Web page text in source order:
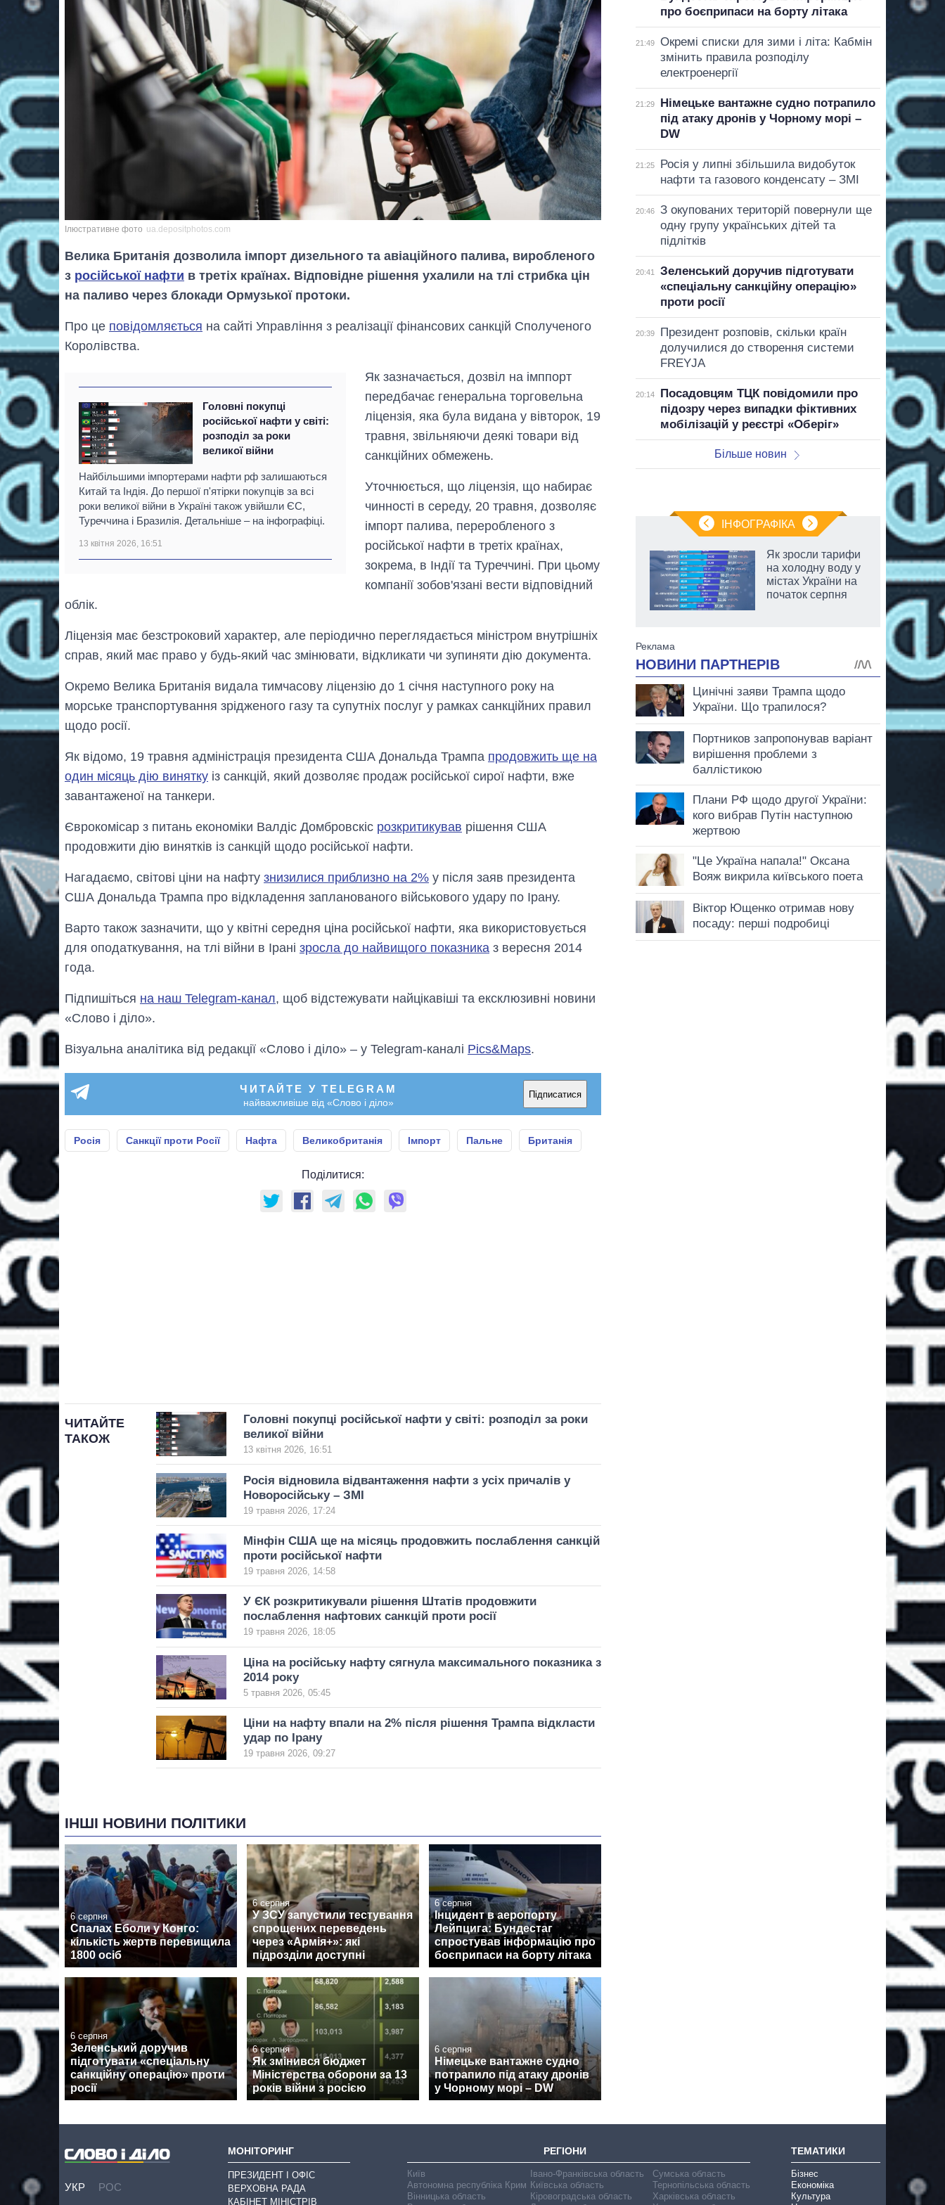
Ілюстративне фото ua.depositphotos.com
Велика Британія дозволила імпорт дизельного та авіаційного палива, виробленого
з російської нафти в третіх країнах. Відповідне рішення ухалили на тлі стрибка цін
на паливо через блокади Ормузької протоки.
Про це повідомляється на сайті Управління з реалізації фінансових санкцій Сполученого
Королівства.
Головні покупці
російської нафти у світі:
розподіл за роки
великої війни
Найбільшими імпортерами нафти рф залишаються
Китай та Індія. До першої п'ятірки покупців за всі
роки великої війни в Україні також увійшли ЄС,
Туреччина і Бразилія. Детальніше – на інфографіці.
13 квітня 2026, 16:51
Як зазначається, дозвіл на імппорт
передбачає генеральна торговельна
ліцензія, яка була видана у вівторок, 19
травня, звільняючи деякі товари від
санкційних обмежень.
Уточнюється, що ліцензія, що набирає
чинності в середу, 20 травня, дозволяє
імпорт палива, переробленого з
російської нафти в третіх країнах,
зокрема, в Індії та Туреччині. При цьому
компанії зобов'язані вести відповідний
облік.
Ліцензія має безстроковий характер, але періодично переглядається міністром внутрішніх
справ, який має право у будь-який час змінювати, відкликати чи зупиняти дію документа.
Окремо Велика Британія видала тимчасову ліцензію до 1 січня наступного року на
морське транспортування зрідженого газу та супутніх послуг у рамках санкційних правил
щодо росії.
Як відомо, 19 травня адміністрація президента США Дональда Трампа продовжить ще на
один місяць дію винятку із санкцій, який дозволяє продаж російської сирої нафти, вже
завантаженої на танкери.
Єврокомісар з питань економіки Валдіс Домбровскіс розкритикував рішення США
продовжити дію винятків із санкцій щодо російської нафти.
Нагадаємо, світові ціни на нафту знизилися приблизно на 2% у після заяв президента
США Дональда Трампа про відкладення запланованого військового удару по Ірану.
Варто також зазначити, що у квітні середня ціна російської нафти, яка використовується
для оподаткування, на тлі війни в Ірані зросла до найвищого показника з вересня 2014
года.
Підпишіться на наш Telegram-канал, щоб відстежувати найцікавіші та ексклюзивні новини
«Слово і діло».
Візуальна аналітика від редакції «Слово і діло» – у Telegram-каналі Pics&Maps.
ЧИТАЙТЕ У TELEGRAM
найважливіше від «Слово і діло»
Підписатися
Росія Санкції проти Росії Нафта Великобританія Імпорт Пальне Британія
Поділитися:
ЧИТАЙТЕ
ТАКОЖ
Головні покупці російської нафти у світі: розподіл за роки
великої війни
13 квітня 2026, 16:51
Росія відновила відвантаження нафти з усіх причалів у
Новоросійську – ЗМІ
19 травня 2026, 17:24
Мінфін США ще на місяць продовжить послаблення санкцій
проти російської нафти
19 травня 2026, 14:58
У ЄК розкритикували рішення Штатів продовжити
послаблення нафтових санкцій проти росії
19 травня 2026, 18:05
Ціна на російську нафту сягнула максимального показника з
2014 року
5 травня 2026, 05:45
Ціни на нафту впали на 2% після рішення Трампа відкласти
удар по Ірану
19 травня 2026, 09:27
ІНШІ НОВИНИ ПОЛІТИКИ
6 серпня
Спалах Еболи у Конго:
кількість жертв перевищила
1800 осіб
6 серпня
У ЗСУ запустили тестування
спрощених переведень
через «Армія+»: які
підрозділи доступні
6 серпня
Інцидент в аеропорту
Лейпцига: Бундестаг
спростував інформацію про
боєприпаси на борту літака
6 серпня
Зеленський доручив
підготувати «спеціальну
санкційну операцію» проти
росії
6 серпня
Як змінився бюджет
Міністерства оборони за 13
років війни з росією
6 серпня
Німецьке вантажне судно
потрапило під атаку дронів
у Чорному морі – DW
про боєприпаси на борту літака
21:49
Окремі списки для зими і літа: Кабмін
змінить правила розподілу
електроенергії
21:29
Німецьке вантажне судно потрапило
під атаку дронів у Чорному морі –
DW
21:25
Росія у липні збільшила видобуток
нафти та газового конденсату – ЗМІ
20:46
З окупованих територій повернули ще
одну групу українських дітей та
підлітків
20:41
Зеленський доручив підготувати
«спеціальну санкційну операцію»
проти росії
20:39
Президент розповів, скільки країн
долучилися до створення системи
FREYJA
20:14
Посадовцям ТЦК повідомили про
підозру через випадки фіктивних
мобілізацій у реєстрі «Оберіг»
Більше новин
ІНФОГРАФІКА
Економіка ШІ-
гігантів: скільки
коштують і
заробляють
Як зросли тарифи
на холодну воду у
містах України на
початок серпня
УКР РОС
МОНІТОРИНГ
ПРЕЗИДЕНТ І ОФІС
ВЕРХОВНА РАДА
КАБІНЕТ МІНІСТРІВ
РЕГІОНИ
Київ
Автономна республіка Крим
Вінницька область
Івано-Франківська область
Київська область
Кіровоградська область
Сумська область
Тернопільська область
Харківська область
ТЕМАТИКИ
Бізнес
Економіка
Культура